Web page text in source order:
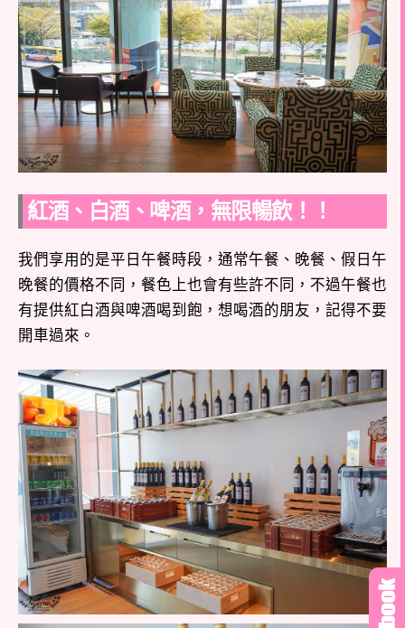
紅酒、白酒、啤酒，無限暢飲！！
我們享用的是平日午餐時段，通常午餐、晚餐、假日午
晚餐的價格不同，餐色上也會有些許不同，不過午餐也
有提供紅白酒與啤酒喝到飽，想喝酒的朋友，記得不要
開車過來。